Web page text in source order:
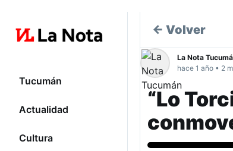
Tucumán
Actualidad
Cultura
← Volver
La Nota
hace 1 año • 2
“Lo